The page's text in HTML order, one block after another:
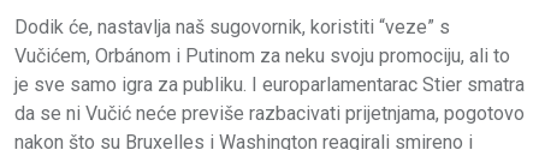
Dodik će, nastavlja naš sugovornik, koristiti “veze” s
Vučićem, Orbánom i Putinom za neku svoju promociju, ali to
je sve samo igra za publiku. I europarlamentarac Stier smatra
da se ni Vučić neće previše razbacivati prijetnjama, pogotovo
nakon što su Bruxelles i Washington reagirali smireno i